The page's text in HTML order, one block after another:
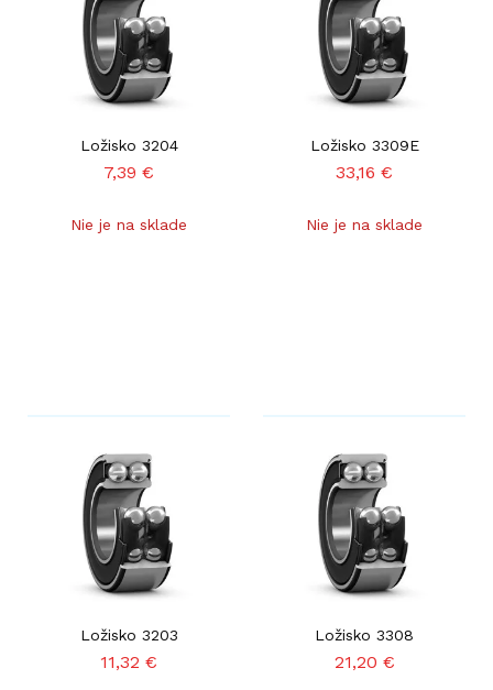
Ložisko 3204
7,39 €
Nie je na sklade
Ložisko 3309E
33,16 €
Nie je na sklade
Ložisko 3203
11,32 €
Ložisko 3308
21,20 €